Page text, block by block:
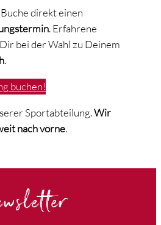
direkt einen
. Erfahrene
bei der Wahl zu Deinem
.
buchen!
Sportabteilung.Wir
nach vorne.